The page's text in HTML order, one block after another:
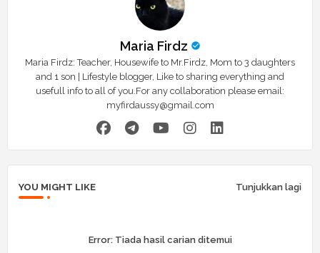
Maria Firdz
Maria Firdz: Teacher, Housewife to Mr.Firdz, Mom to 3 daughters
and 1 son | Lifestyle blogger, Like to sharing everything and
usefull info to all of you.For any collaboration please email:
myfirdaussy@gmail.com
YOU MIGHT LIKE Tunjukkan lagi
Error:Tiada hasil carian ditemui